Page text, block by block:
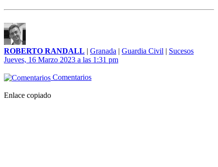
ROBERTO RANDALL | Granada | Guardia Civil | Sucesos
Jueves, 16 Marzo 2023 a las 1:31 pm
Comentarios
Enlace copiado